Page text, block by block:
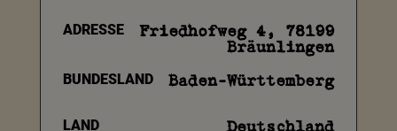
ADRESSE
Friedhofweg 4, 78199
Bräunlingen
BUNDESLAND Baden-Württemberg
LAND Deutschland